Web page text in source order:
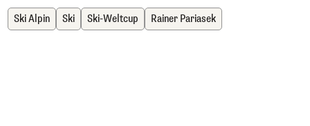
Ski Alpin Ski Ski-Weltcup Rainer Pariasek